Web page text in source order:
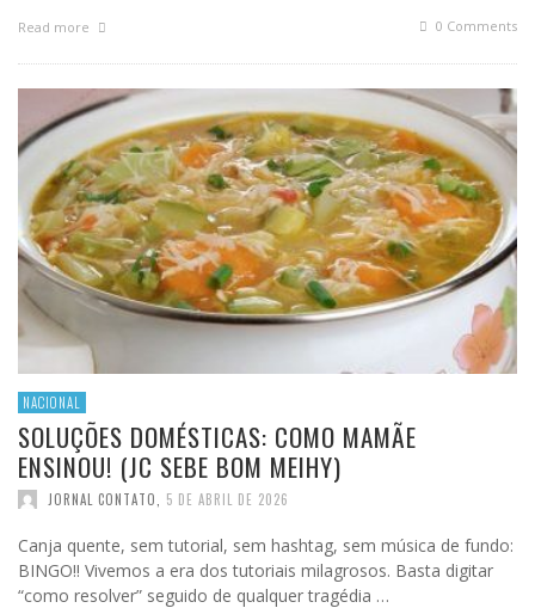
Read more 0 Comments
NACIONAL
SOLUÇÕES DOMÉSTICAS: COMO MAMÃE
ENSINOU! (JC SEBE BOM MEIHY)
JORNAL CONTATO 5 DE ABRIL DE 2026
Canja quente, sem tutorial, sem hashtag, sem música de fundo:
BINGO!! Vivemos a era dos tutoriais milagrosos. Basta digitar
“como resolver” seguido de qualquer tragédia …